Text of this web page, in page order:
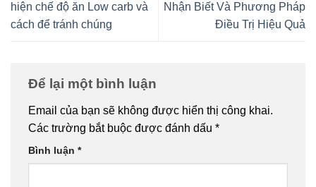
hiện chế độ ăn Low carb và
cách để tránh chúng
Nhận Biết Và Phương Pháp
Điều Trị Hiệu Quả
Để lại một bình luận
Email của bạn sẽ không được hiển thị công khai.
Các trường bắt buộc được đánh dấu *
Bình luận *